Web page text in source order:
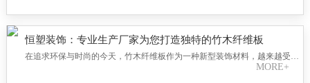
者的首选。
恒塑装饰：专业生产厂家为您打造独特的竹木纤维板
在追求环保与时尚的今天，竹木纤维板作为一种新型装饰材料，越来越受到
人们的青睐。恒塑装饰作为专业的生产厂家，致力于为您打造独特的竹木纤
MORE+